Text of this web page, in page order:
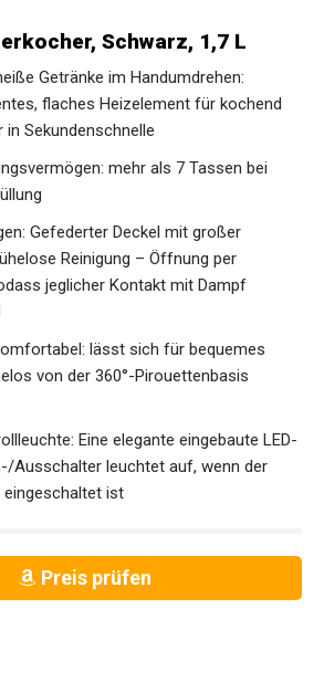
Schwarz, 1,7 L
Getränke im Handumdrehen:
flaches Heizelement für kochend
Sekundenschnelle
mehr als 7 Tassen bei
Gefederter Deckel mit großer
Reinigung – Öffnung per
jeglicher Kontakt mit Dampf
lässt sich für bequemes
von der 360°-Pirouettenbasis
Eine elegante eingebaute LED-
Ausschalter leuchtet auf, wenn der
ist
Preis prüfen